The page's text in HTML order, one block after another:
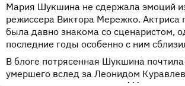
Мария Шукшина не сдержала эмоций
режиссера Виктора Мережко. Актриса
была давно знакома со сценаристом,
последние годы особенно с ним
В блоге потрясенная Шукшина
умершего вслед за Леонидом
•••